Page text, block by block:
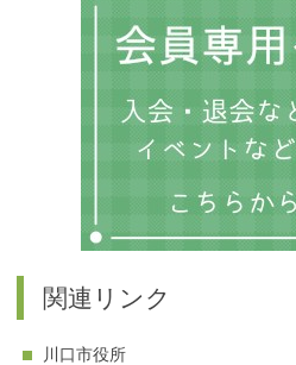
関連リンク
川口市役所